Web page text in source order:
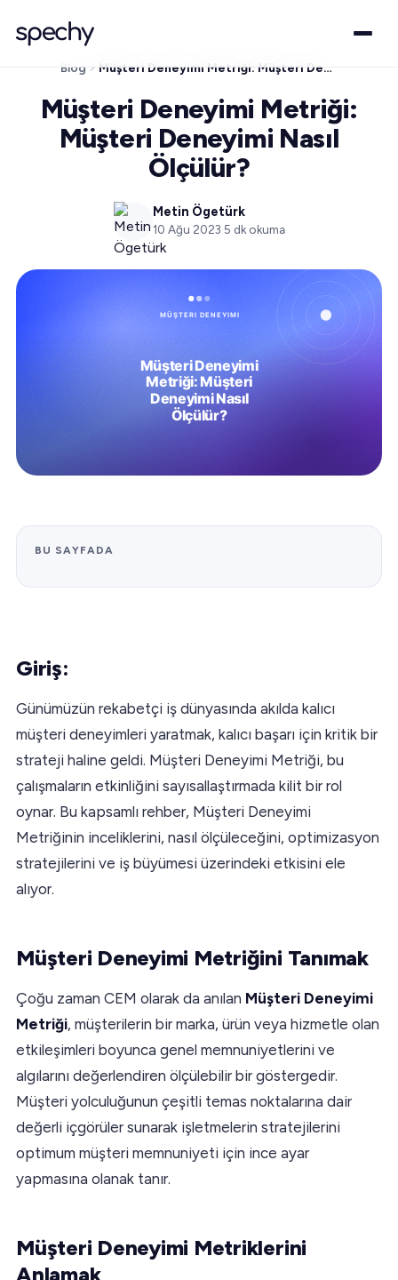
Blog Müşteri Deneyimi Metriği: Müşteri Deneyimi Nasıl Ölçülür?
Müşteri Deneyimi Metriği:
Müşteri Deneyimi Nasıl
Ölçülür?
Metin Ögetürk
10 Ağu 2023·5 dk okuma
BU SAYFADA
Giriş:
Günümüzün rekabetçi iş dünyasında akılda kalıcı
müşteri deneyimleri yaratmak, kalıcı başarı için kritik bir
strateji haline geldi. Müşteri Deneyimi Metriği, bu
çalışmaların etkinliğini sayısallaştırmada kilit bir rol
oynar. Bu kapsamlı rehber, Müşteri Deneyimi
Metriğinin inceliklerini, nasıl ölçüleceğini, optimizasyon
stratejilerini ve iş büyümesi üzerindeki etkisini ele
alıyor.
Müşteri Deneyimi Metriğini Tanımak
Çoğu zaman CEM olarak da anılan Müşteri Deneyimi
Metriği, müşterilerin bir marka, ürün veya hizmetle olan
etkileşimleri boyunca genel memnuniyetlerini ve
algılarını değerlendiren ölçülebilir bir göstergedir.
Müşteri yolculuğunun çeşitli temas noktalarına dair
değerli içgörüler sunarak işletmelerin stratejilerini
optimum müşteri memnuniyeti için ince ayar
yapmasına olanak tanır.
Müşteri Deneyimi Metriklerini
Anlamak